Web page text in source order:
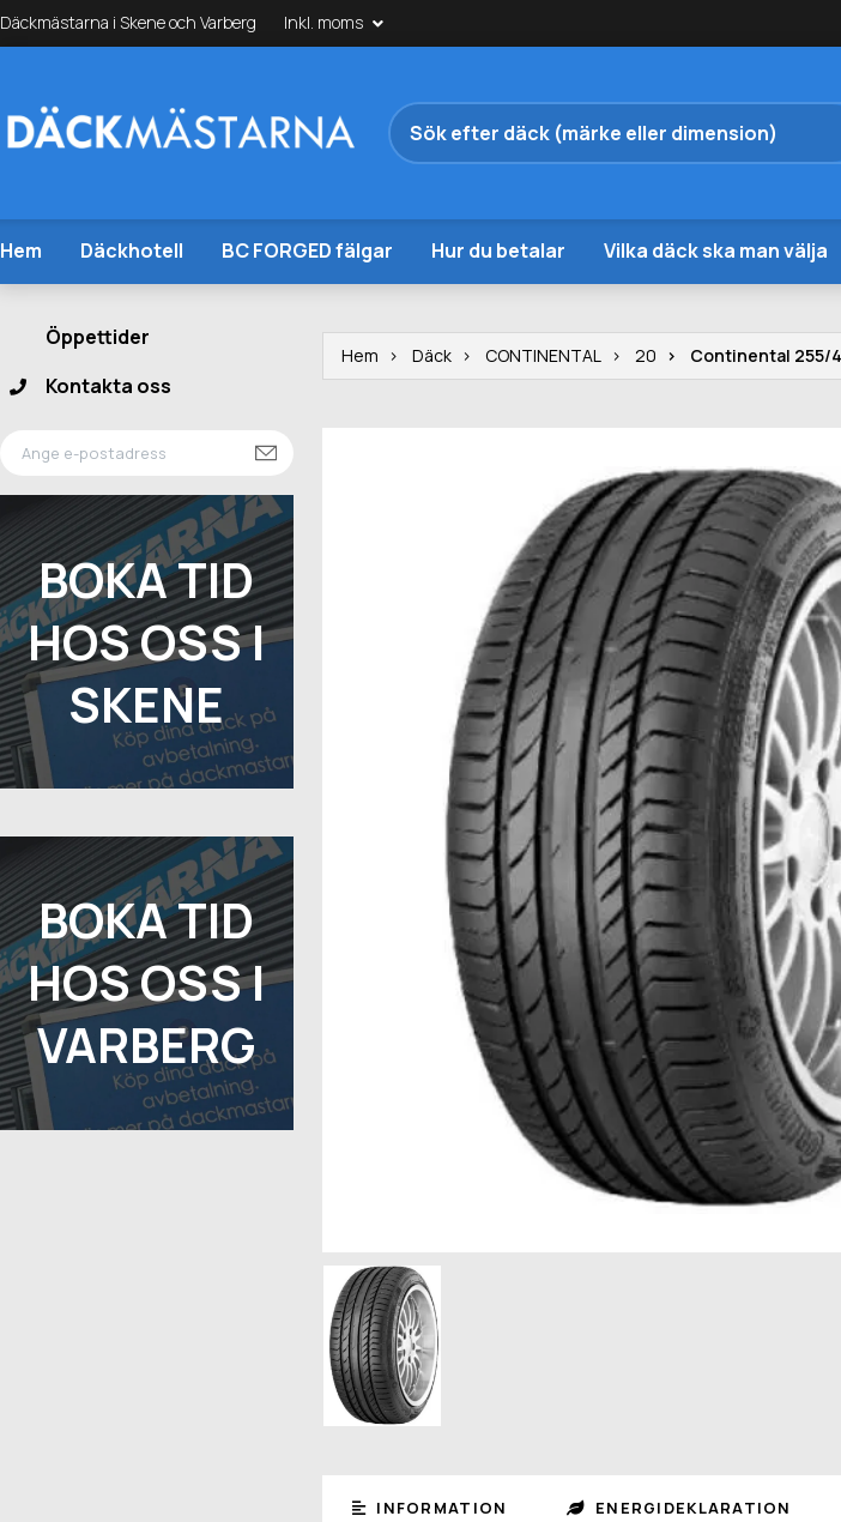
Däckmästarna i Skene och Varberg Inkl. moms
Hem Däckhotell BC FORGED fälgar Hur du betalar Vilka däck ska man välja
Öppettider
Kontakta oss
BOKA TID
HOS OSS I
SKENE
BOKA TID
HOS OSS I
VARBERG
Hem Däck CONTINENTAL 20 Continental 255/
INFORMATION ENERGIDEKLARATION